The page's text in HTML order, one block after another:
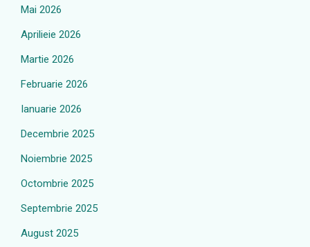
Mai 2026
Aprilieie 2026
Martie 2026
Februarie 2026
Ianuarie 2026
Decembrie 2025
Noiembrie 2025
Octombrie 2025
Septembrie 2025
August 2025